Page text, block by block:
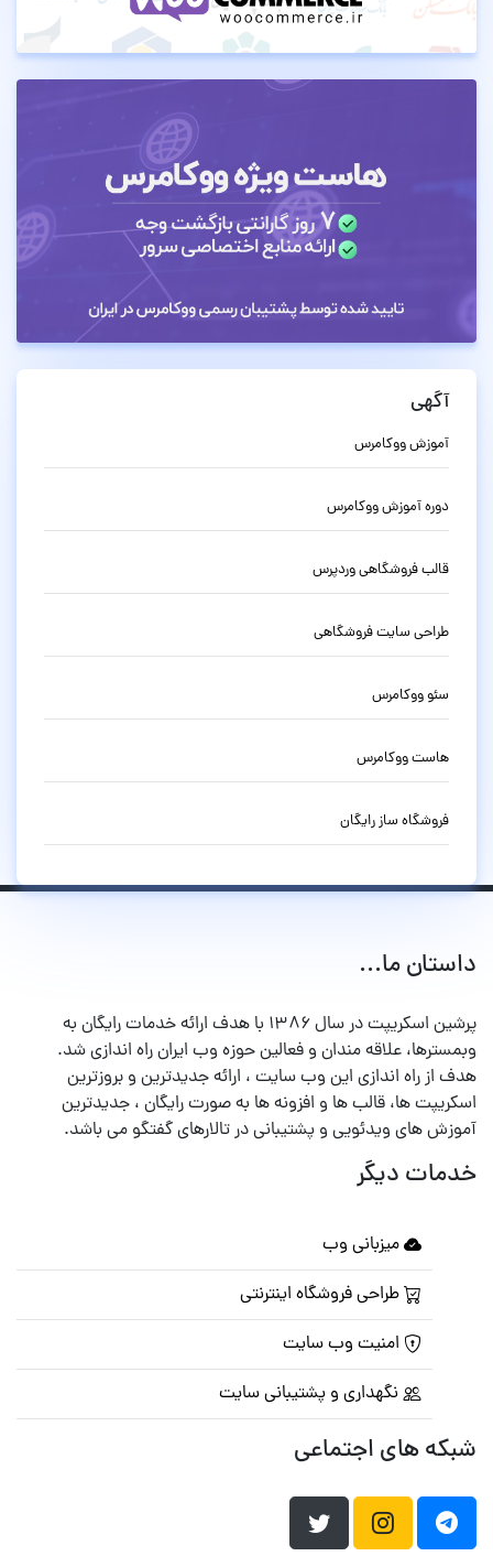
آگهی
آموزش ووکامرس
دوره آموزش ووکامرس
قالب فروشگاهی وردپرس
طراحی سایت فروشگاهی
سئو ووکامرس
هاست ووکامرس
فروشگاه ساز رایگان
داستان ما...
پرشین اسکریپت در سال ۱۳۸۶ با هدف ارائه خدمات رایگان به
وبمسترها، علاقه مندان و فعالین حوزه وب ایران راه اندازی شد.
هدف از راه اندازی این وب سایت ، ارائه جدیدترین و بروزترین
اسکریپت ها، قالب ها و افزونه ها به صورت رایگان ، جدیدترین
آموزش های ویدئویی و پشتیبانی در تالارهای گفتگو می باشد.
خدمات دیگر
میزبانی وب
طراحی فروشگاه اینترنتی
امنیت وب سایت
نگهداری و پشتیبانی سایت
شبکه های اجتماعی